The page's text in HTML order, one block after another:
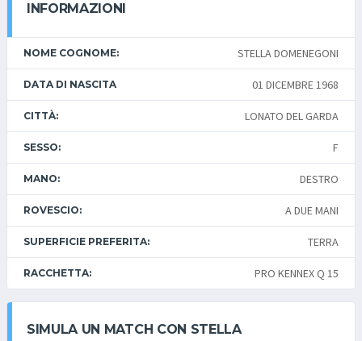
INFORMAZIONI
NOME COGNOME: STELLA DOMENEGONI
DATA DI NASCITA 01 DICEMBRE 1968
CITTÀ: LONATO DEL GARDA
SESSO: F
MANO: DESTRO
ROVESCIO: A DUE MANI
SUPERFICIE PREFERITA: TERRA
RACCHETTA: PRO KENNEX Q 15
SIMULA UN MATCH CON STELLA